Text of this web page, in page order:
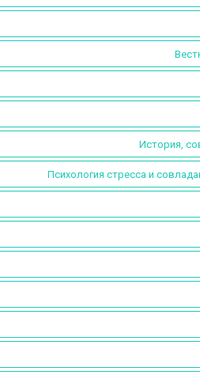
История,
Психология стресса и